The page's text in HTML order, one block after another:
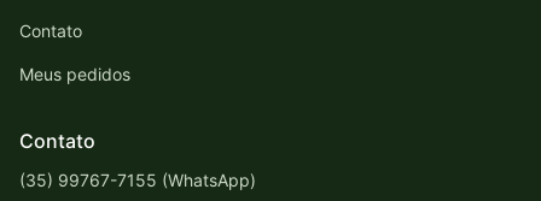
Contato
Meus pedidos
Contato
(35) 99767-7155 (WhatsApp)